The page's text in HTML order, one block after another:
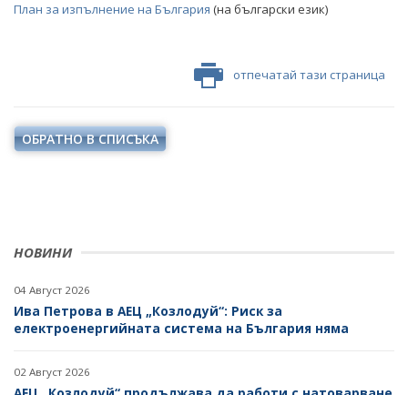
НОВИНИ
04 Август 2026
Ива Петрова в АЕЦ „Козлодуй“: Риск за
електроенергийната система на България няма
02 Август 2026
План за изпълнение на България (на български език)
отпечатай тази страница
ОБРАТНО В СПИСЪКА